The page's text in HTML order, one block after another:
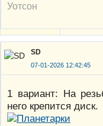
Уотсон
SD
07-01-2026 12:42:45
1 вариант: На
него крепится диск.